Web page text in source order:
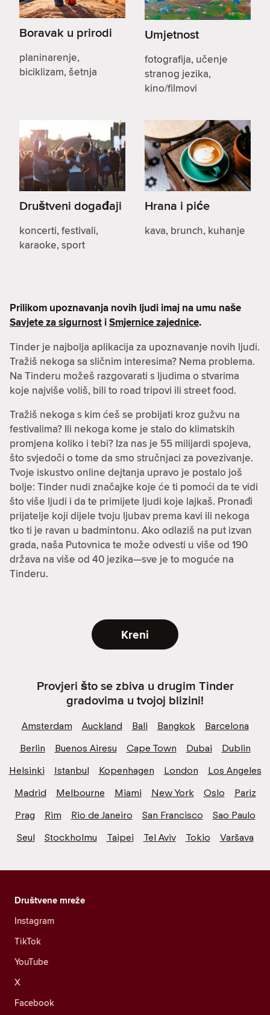
Boravak u prirodi
planinarenje,
biciklizam, šetnja
Umjetnost
fotografija, učenje
stranog jezika,
kino/filmovi
Društveni događaji
koncerti, festivali,
karaoke, sport
Hrana i piće
kava, brunch, kuhanje
Prilikom upoznavanja novih ljudi imaj na umu naše
Savjete za sigurnost iSmjernice zajednice.
Tinder je najbolja aplikacija za upoznavanje novih ljudi.
Tražiš nekoga sa sličnim interesima? Nema problema.
Na Tinderu možeš razgovarati s ljudima o stvarima
koje najviše voliš, bili to road tripovi ili street food.
Tražiš nekoga s kim ćeš se probijati kroz gužvu na
festivalima? Ili nekoga kome je stalo do klimatskih
promjena koliko i tebi? Iza nas je 55 milijardi spojeva,
što svjedoči o tome da smo stručnjaci za povezivanje.
Tvoje iskustvo online dejtanja upravo je postalo još
bolje: Tinder nudi značajke koje će ti pomoći da te vidi
što više ljudi i da te primijete ljudi koje lajkaš. Pronađi
prijatelje koji dijele tvoju ljubav prema kavi ili nekoga
tko ti je ravan u badmintonu. Ako odlaziš na put izvan
grada, naša Putovnica te može odvesti u više od 190
država na više od 40 jezika—sve je to moguće na
Tinderu.
Kreni
Provjeri što se zbiva u drugim Tinder
gradovima u tvojoj blizini!
Amsterdam Auckland Bali Bangkok
Barcelona
Berlin
Buenos Airesu Cape Town Dubai
Dublin
Helsinki
Istanbul Kopenhagen London
Los Angeles
Madrid
Melbourne Miami New York Oslo
Pariz
Prag
Rim Rio de Janeiro San Francisco
Sao Paulo
Seul
Stockholmu Taipei Tel Aviv Tokio Varšava
Društvene mreže
Instagram
TikTok
YouTube
X
Facebook